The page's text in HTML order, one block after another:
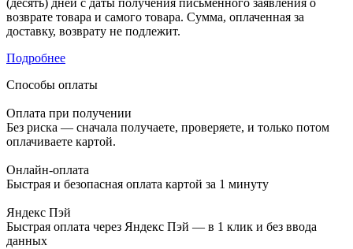
(десять) дней с даты получения письменного заявления о
возврате товара и самого товара. Сумма, оплаченная за
доставку, возврату не подлежит.
Подробнее
Способы оплаты
Оплата при получении
Без риска — сначала получаете, проверяете, и только потом
оплачиваете картой.
Онлайн-оплата
Быстрая и безопасная оплата картой за 1 минуту
Яндекс Пэй
Быстрая оплата через Яндекс Пэй — в 1 клик и без ввода
данных